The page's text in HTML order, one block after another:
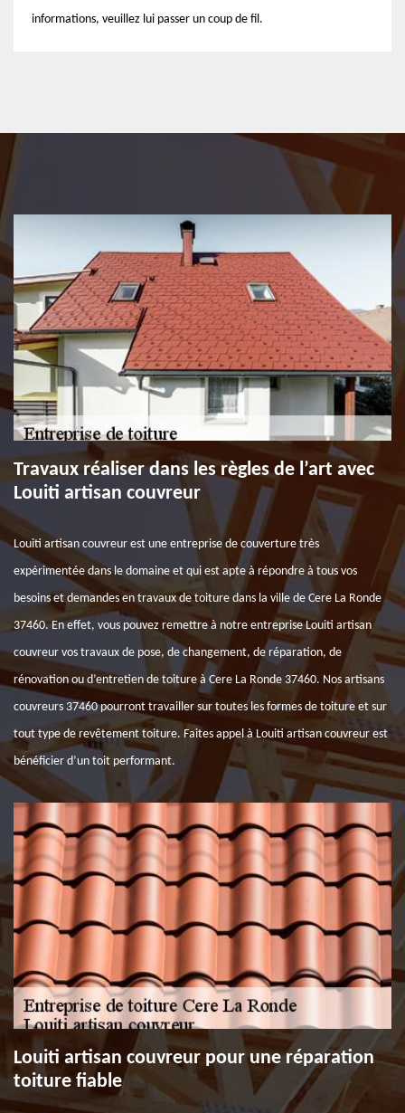
informations, veuillez lui passer un coup de fil.
Travaux réaliser dans les règles de l’art avec
Louiti artisan couvreur
Louiti artisan couvreur est une entreprise de couverture très
expérimentée dans le domaine et qui est apte à répondre à tous vos
besoins et demandes en travaux de toiture dans la ville de Cere La Ronde
37460. En effet, vous pouvez remettre à notre entreprise Louiti artisan
couvreur vos travaux de pose, de changement, de réparation, de
rénovation ou d’entretien de toiture à Cere La Ronde 37460. Nos artisans
couvreurs 37460 pourront travailler sur toutes les formes de toiture et sur
tout type de revêtement toiture. Faites appel à Louiti artisan couvreur est
bénéficier d’un toit performant.
Louiti artisan couvreur pour une réparation
toiture fiable